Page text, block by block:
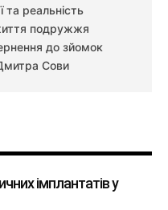
та реальність
подружжя
до зйомок
Сови
імплантатів у